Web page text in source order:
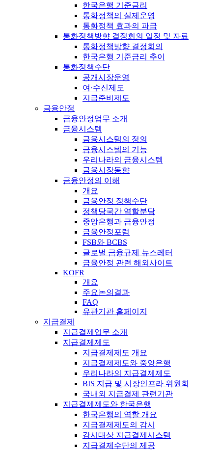
한국은행 기준금리
통화정책의 실제운영
통화정책 효과의 파급
통화정책방향 결정회의 일정 및 자료
통화정책방향 결정회의
한국은행 기준금리 추이
통화정책수단
공개시장운영
여·수신제도
지급준비제도
금융안정
금융안정업무 소개
금융시스템
금융시스템의 정의
금융시스템의 기능
우리나라의 금융시스템
금융시장동향
금융안정의 이해
개요
금융안정 정책수단
정책당국간 역할분담
중앙은행과 금융안정
금융안정포럼
FSB와 BCBS
글로벌 금융규제 뉴스레터
금융안정 관련 해외사이트
KOFR
개요
주요논의결과
FAQ
유관기관 홈페이지
지급결제
지급결제업무 소개
지급결제제도
지급결제제도 개요
지급결제제도와 중앙은행
우리나라의 지급결제제도
BIS 지급 및 시장인프라 위원회
국내외 지급결제 관련기관
지급결제제도와 한국은행
한국은행의 역할 개요
지급결제제도의 감시
감시대상 지급결제시스템
지급결제수단의 제공